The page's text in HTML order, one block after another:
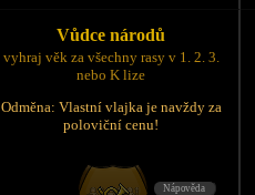
Vůdce národů
vyhraj věk za všechny rasy v 1. 2. 3.
nebo K lize
Odměna: Vlastní vlajka je navždy za
poloviční cenu!